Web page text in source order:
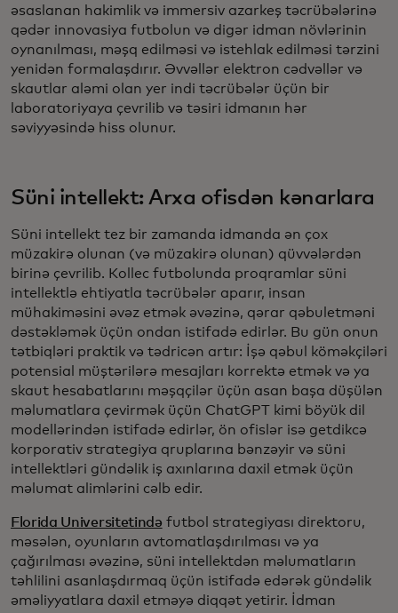
əsaslanan hakimlik və immersiv azarkeş təcrübələrinə
qədər innovasiya futbolun və digər idman növlərinin
oynanılması, məşq edilməsi və istehlak edilməsi tərzini
yenidən formalaşdırır. Əvvəllər elektron cədvəllər və
skautlar aləmi olan yer indi təcrübələr üçün bir
laboratoriyaya çevrilib və təsiri idmanın hər
səviyyəsində hiss olunur.
Süni intellekt: Arxa ofisdən kənarlara
Süni intellekt tez bir zamanda idmanda ən çox
müzakirə olunan (və müzakirə olunan) qüvvələrdən
birinə çevrilib. Kollec futbolunda proqramlar süni
intellektlə ehtiyatla təcrübələr aparır, insan
mühakiməsini əvəz etmək əvəzinə, qərar qəbuletməni
dəstəkləmək üçün ondan istifadə edirlər. Bu gün onun
tətbiqləri praktik və tədricən artır: İşə qəbul köməkçiləri
potensial müştərilərə mesajları korrektə etmək və ya
skaut hesabatlarını məşqçilər üçün asan başa düşülən
məlumatlara çevirmək üçün ChatGPT kimi böyük dil
modellərindən istifadə edirlər, ön ofislər isə getdikcə
korporativ strategiya qruplarına bənzəyir və süni
intellektləri gündəlik iş axınlarına daxil etmək üçün
məlumat alimlərini cəlb edir.
Florida Universitetində futbol strategiyası direktoru,
məsələn, oyunların avtomatlaşdırılması və ya
çağırılması əvəzinə, süni intellektdən məlumatların
təhlilini asanlaşdırmaq üçün istifadə edərək gündəlik
əməliyyatlara daxil etməyə diqqət yetirir. İdman